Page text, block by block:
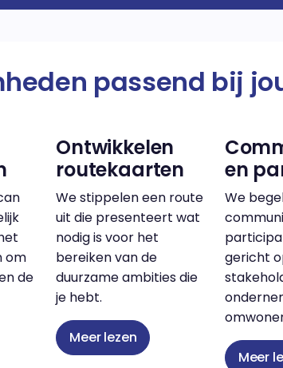
passend bij
om
de
Ontwikkelen
routekaarten
We stippelen een route
uit die presenteert wat
nodig is voor het
bereiken van de
duurzame ambities die
je hebt.
Meer lezen
en
We
gericht
Meer